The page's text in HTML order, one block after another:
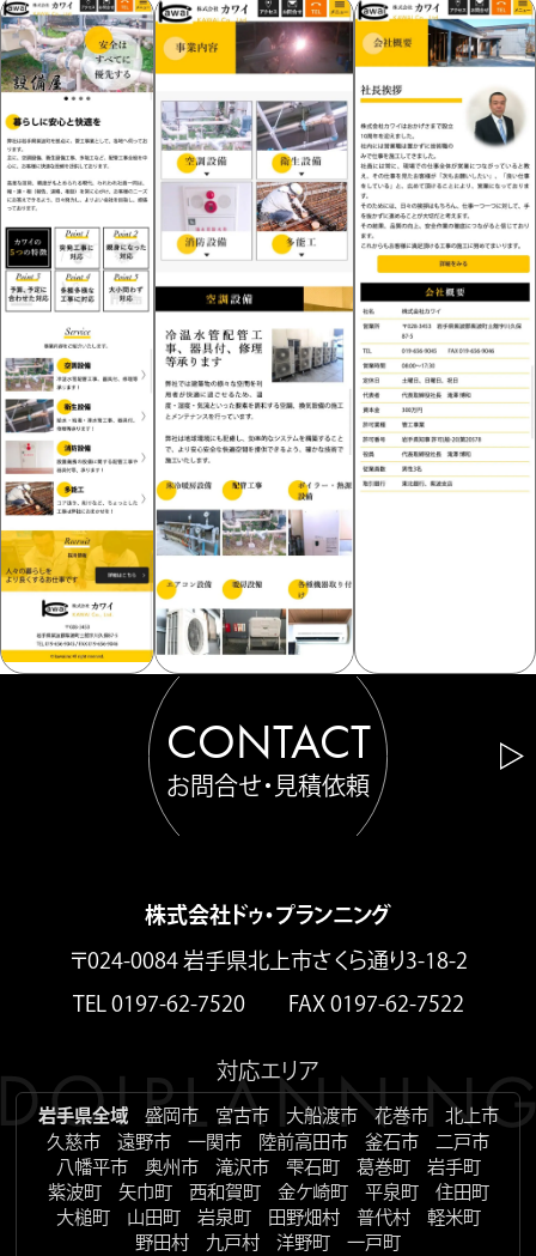
CONTACT
お問合せ・見積依頼
株式会社ドゥ・プランニング
〒024-0084 岩手県北上市さくら通り3-18-2
TEL 0197-62-7520 FAX 0197-62-7522
対応エリア
岩手県全域 盛岡市 宮古市 大船渡市 花巻市
北上市
久慈市
遠野市 一関市 陸前高田市 釜石市
二戸市
八幡平市
奥州市 滝沢市 雫石町 葛巻町
岩手町
紫波町
矢巾町 西和賀町 金ケ崎町 平泉町
住田町
大槌町
山田町 岩泉町 田野畑村 普代村
軽米町
野田村
九戸村 洋野町 一戸町